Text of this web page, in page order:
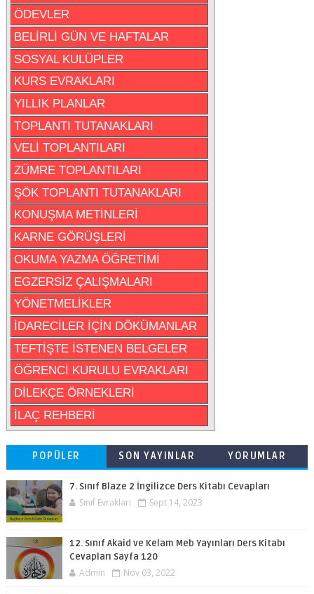
ÖDEVLER
BELİRLİ GÜN VE HAFTALAR
SOSYAL KULÜPLER
KURS EVRAKLARI
YILLIK PLANLAR
TOPLANTI TUTANAKLARI
VELİ TOPLANTILARI
ZÜMRE TOPLANTILARI
ŞÖK TOPLANTI TUTANAKLARI
KONUŞMA METİNLERİ
KARNE GÖRÜŞLERİ
OKUMA YAZMA ÖĞRETİMİ
EGZERSİZ ÇALIŞMALARI
YÖNETMELİKLER
İDARECİLER İÇİN DÖKÜMANLAR
TEFTİŞTE İSTENEN BELGELER
ÖĞRENCİ KURULU EVRAKLARI
DİLEKÇE ÖRNEKLERİ
İLAÇ REHBERİ
POPÜLER SON YAYINLAR YORUMLAR
7. Sınıf Blaze 2 İngilizce Ders Kitabı Cevapları
Sınıf Evrakları Sept 14, 2023
12. Sınıf Akaid ve Kelam Meb Yayınları Ders Kitabı
Cevapları Sayfa 120
Admin Nov 03, 2022